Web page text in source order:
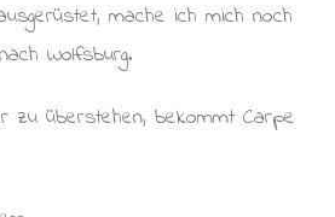
mache ich mich noch
Wolfsburg.
zu überstehen, bekommt Carpe